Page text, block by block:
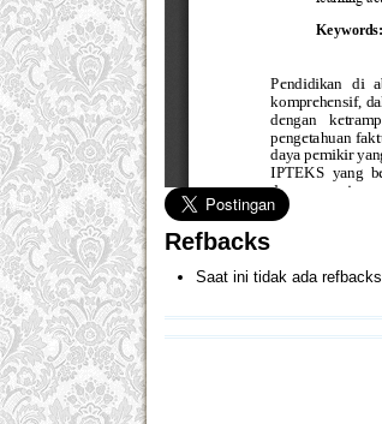
Refbacks
Saat ini tidak ada refbacks.